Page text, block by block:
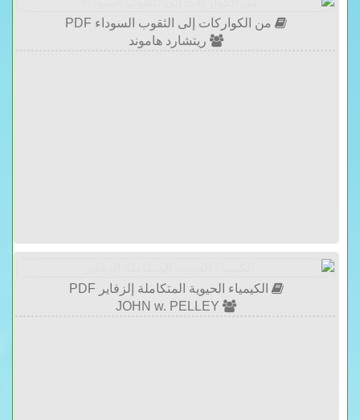
من الكواركات إلى الثقوب السوداء PDF
ريتشارد هاموند
الكيمياء الحيوية المتكاملة إلزفاير PDF